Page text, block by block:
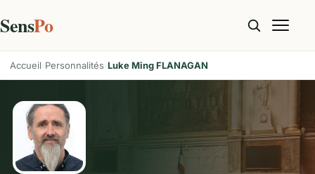
SensPo
Accueil Personnalités Luke Ming FLANAGAN